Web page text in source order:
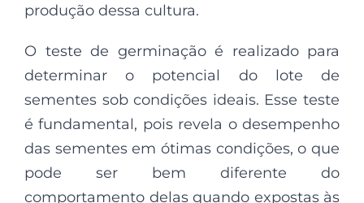
produção dessa cultura.
O teste de germinação é realizado para
determinar o potencial do lote de
sementes sob condições ideais. Esse teste
é fundamental, pois revela o desempenho
das sementes em ótimas condições, o que
pode ser bem diferente do
comportamento delas quando expostas às